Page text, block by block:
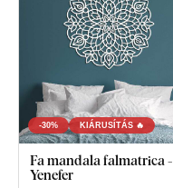
-30% KIÁRUSÍTÁS 🔥
Fa mandala falmatrica -
Yenefer